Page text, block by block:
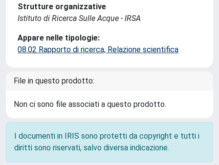
Strutture organizzative
Istituto di Ricerca Sulle Acque - IRSA
Appare nelle tipologie:
08.02 Rapporto di ricerca, Relazione scientifica
File in questo prodotto:
Non ci sono file associati a questo prodotto.
I documenti in IRIS sono protetti da copyright e tutti i
diritti sono riservati, salvo diversa indicazione.